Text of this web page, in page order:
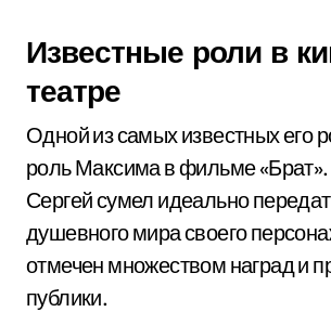
Известные роли в
театре
Одной из самых известных его
роль Максима в фильме
Сергей сумел идеально
душевного мира своего
отмечен множеством наград и
публики.